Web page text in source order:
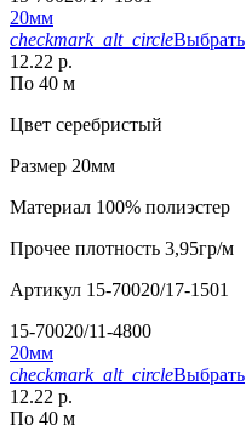
20мм
checkmark_alt_circleВыбрать
12.22 р.
По 40 м
Цвет серебристый
Размер 20мм
Материал 100% полиэстер
Прочее плотность 3,95гр/м
Артикул 15-70020/17-1501
15-70020/11-4800
20мм
checkmark_alt_circleВыбрать
12.22 р.
По 40 м